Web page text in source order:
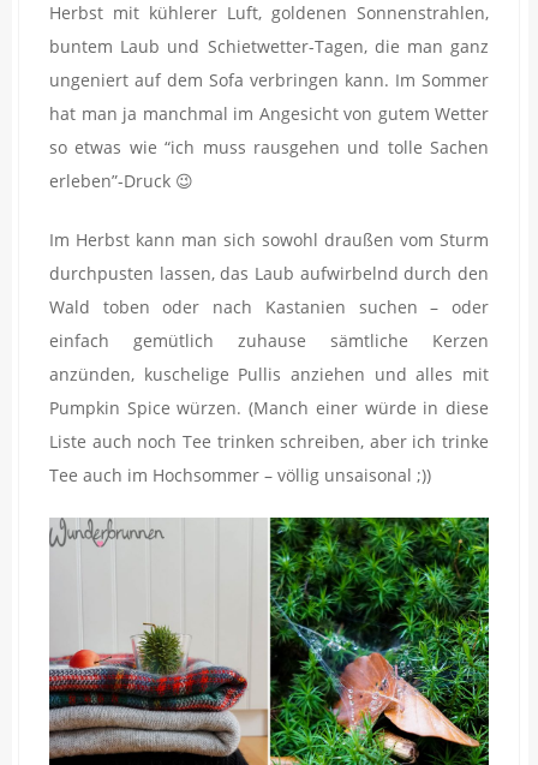
Herbst mit kühlerer Luft, goldenen Sonnenstrahlen,
buntem Laub und Schietwetter-Tagen, die man ganz
ungeniert auf dem Sofa verbringen kann. Im Sommer
hat man ja manchmal im Angesicht von gutem Wetter
so etwas wie “ich muss rausgehen und tolle Sachen
erleben”-Druck 😉
Im Herbst kann man sich sowohl draußen vom Sturm
durchpusten lassen, das Laub aufwirbelnd durch den
Wald toben oder nach Kastanien suchen – oder
einfach gemütlich zuhause sämtliche Kerzen
anzünden, kuschelige Pullis anziehen und alles mit
Pumpkin Spice würzen. (Manch einer würde in diese
Liste auch noch Tee trinken schreiben, aber ich trinke
Tee auch im Hochsommer – völlig unsaisonal ;))